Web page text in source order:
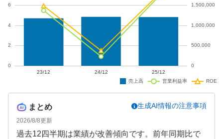
まとめ
2026/8/8更新
生成AI情報の注意事項
過去12四半期は業績が改善傾向です。前年同期比で